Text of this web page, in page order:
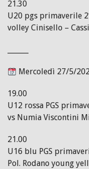
21.30
U20 pgs primaverile
volley Cinisello –
Mercoledì 27/5/
19.00
U12 rossa PGS
vs Numia Viscontini
21.00
U16 blu PGS
Pol. Rodano young